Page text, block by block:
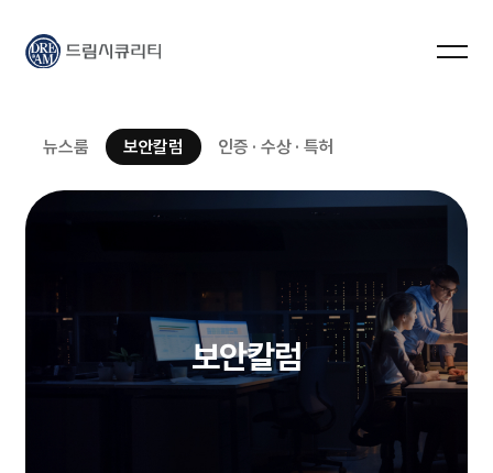
드림시큐리티
뉴스룸 보안칼럼 인증 · 수상 · 특허
보안칼럼